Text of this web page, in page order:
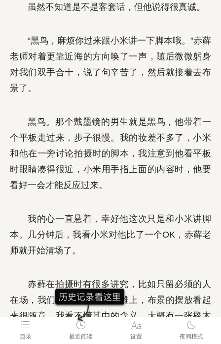
虽然不知道是不是客套话，但他说得很真诚。
“黑鸟，麻烦你过来跟小米讲一下脚本哦。”赤藓
老师对着更靠近海的方向唤了一声，随后微微躬身
对我们双手合十，说了句辛苦了，然后就接着去布
景了。
黑鸟。那个戴墨镜的男生就是黑鸟，他带着一
个平板走过来，步子很慢。我的妆差不多了，小米
和他在一旁讨论拍摄时的脚本，我注意到他看平板
时眼睛凑得很近，小米用手指上面的内容时，他要
看好一会才能反应过来。
我的心一直悬着，幸好他这次只是和小米讲脚
本。几分钟后，我看小米对他比了一个OK，赤藓老
师就开始清场了。
赤藓在拍摄时有很多讲究，比如只留必须的人
在场，我们在一片干净的沙滩上，布景的摆放看起
来很随意，我看不懂其中的含义，大概有一张榉木
桌子，一个缺口的陶罐，一副画着黑色山羊的画，
目录 最近阅读 设置 夜间模式